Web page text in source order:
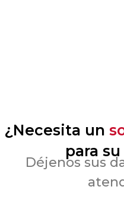
¿Necesita un
para
Déjenos sus